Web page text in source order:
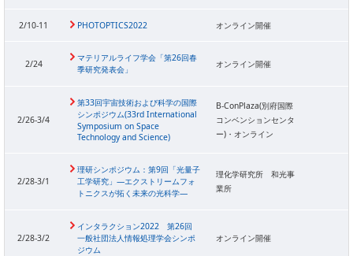
2/10-11 PHOTOPTICS2022 オンライン開催
2/24
マテリアルライフ学会「第26回春
季研究発表会」
オンライン開催
2/26-3/4
第33回宇宙技術および科学の国際
シンポジウム(33rd International
Symposium on Space
Technology and Science)
B-ConPlaza(別府国際
コンベンションセンタ
ー)・オンライン
2/28-3/1
理研シンポジウム：第9回「光量子
工学研究」―エクストリームフォ
トニクスが拓く未来の光科学―
理化学研究所 和光事
業所
2/28-3/2
インタラクション2022 第26回
一般社団法人情報処理学会シンポ
ジウム
オンライン開催